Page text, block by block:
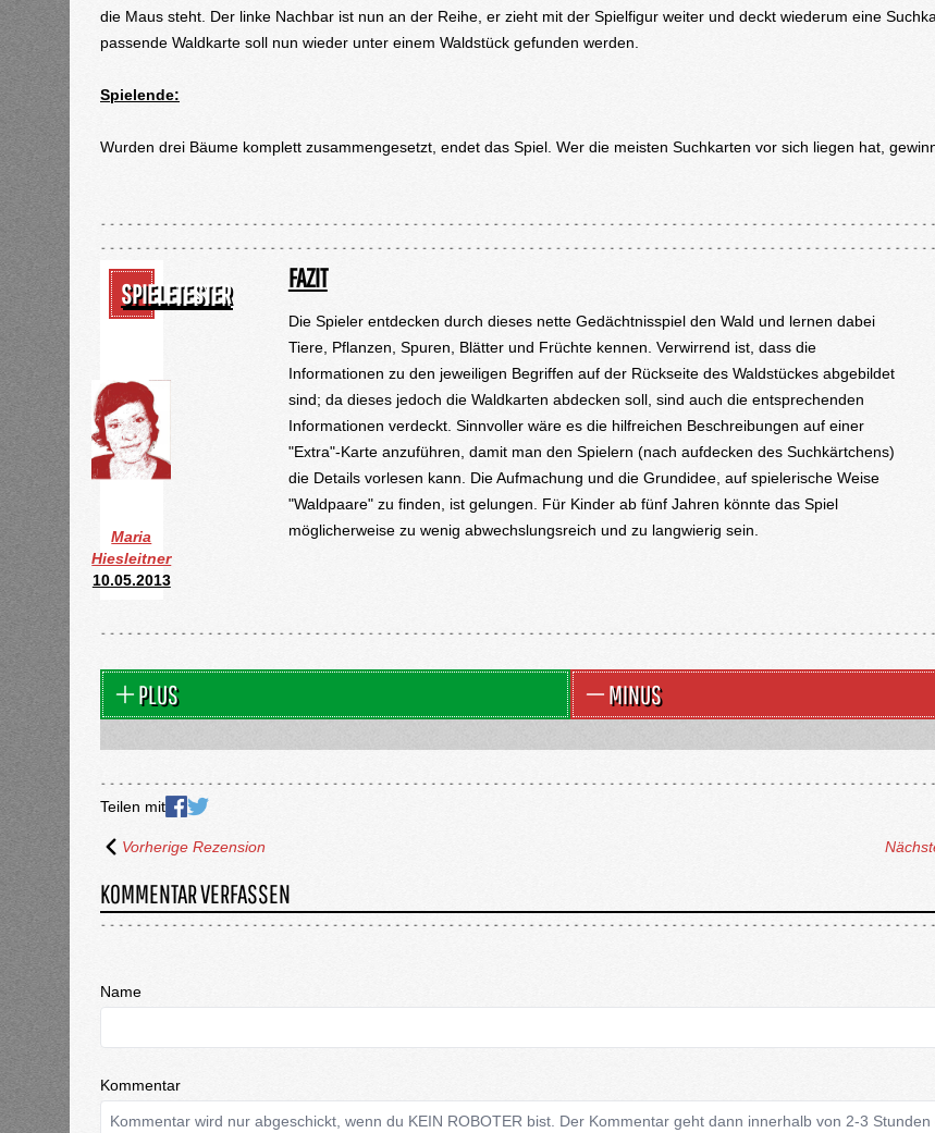
die Maus steht. Der linke Nachbar ist nun an der Reihe, er zieht mit der Spielfigur weiter und deckt wiederum eine
passende Waldkarte soll nun wieder unter einem Waldstück gefunden werden.
Spielende:
Wurden drei Bäume komplett zusammengesetzt, endet das Spiel. Wer die meisten Suchkarten vor sich liegen hat,
SPIELETESTER
Maria
Hiesleitner
10.05.2013
FAZIT
Die Spieler entdecken durch dieses nette Gedächtnisspiel den Wald und lernen dabei
Tiere, Pflanzen, Spuren, Blätter und Früchte kennen. Verwirrend ist, dass die
Informationen zu den jeweiligen Begriffen auf der Rückseite des Waldstückes abgebildet
sind; da dieses jedoch die Waldkarten abdecken soll, sind auch die entsprechenden
Informationen verdeckt. Sinnvoller wäre es die hilfreichen Beschreibungen auf einer
"Extra"-Karte anzuführen, damit man den Spielern (nach aufdecken des Suchkärtchens)
die Details vorlesen kann. Die Aufmachung und die Grundidee, auf spielerische Weise
"Waldpaare" zu finden, ist gelungen. Für Kinder ab fünf Jahren könnte das Spiel
möglicherweise zu wenig abwechslungsreich und zu langwierig sein.
PLUS MINUS
Teilen mit
Vorherige Rezension
KOMMENTAR VERFASSEN
Name
Kommentar